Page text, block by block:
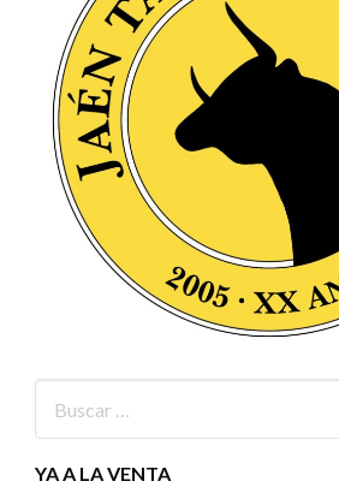
YA A LA VENTA